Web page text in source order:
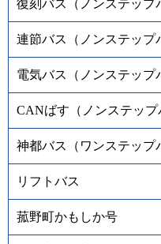
復刻バス（ノンステップ
連節バス（ノンステップ
電気バス（ノンステップ
CANばす（ノンステップ
神都バス（ワンステップ
リフトバス
菰野町かもしか号